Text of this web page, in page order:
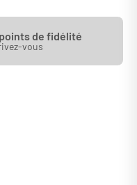
de fidélité
vous